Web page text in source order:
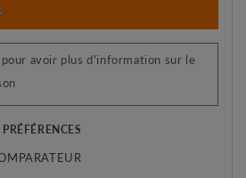
pour avoir plus d'information sur le